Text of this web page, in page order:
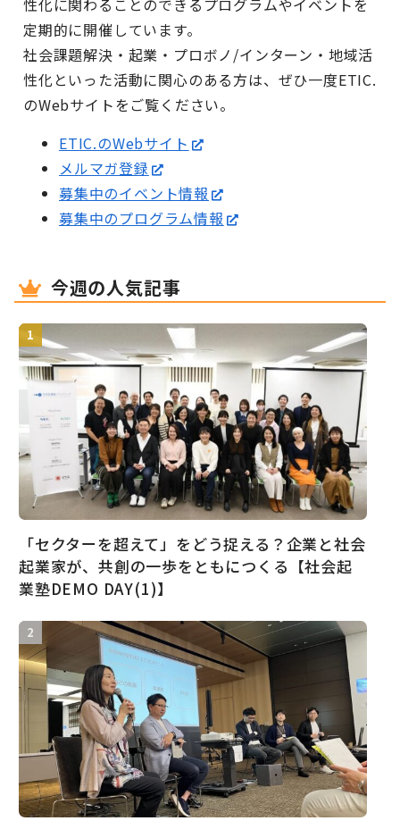
性化に関わることのできるプログラムやイベントを
定期的に開催しています。
社会課題解決・起業・プロボノ/インターン・地域活
性化といった活動に関心のある方は、ぜひ一度ETIC.
のWebサイトをご覧ください。
ETIC.のWebサイト
メルマガ登録
募集中のイベント情報
募集中のプログラム情報
今週の人気記事
「セクターを超えて」をどう捉える？企業と社会
起業家が、共創の一歩をともにつくる【社会起
業塾DEMO DAY(1)】